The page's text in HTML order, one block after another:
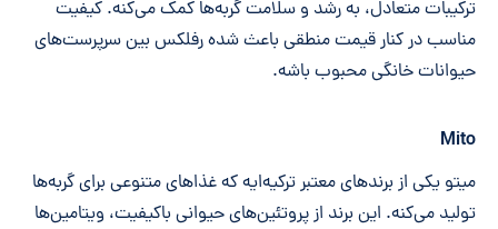
ترکیبات متعادل، به رشد و سلامت گربه‌ها کمک می‌کنه. کیفیت
مناسب در کنار قیمت منطقی باعث شده رفلکس بین سرپرست‌های
حیوانات خانگی محبوب باشه.
Mito
میتو یکی از برندهای معتبر ترکیه‌ایه که غذاهای متنوعی برای گربه‌ها
تولید می‌کنه. این برند از پروتئین‌های حیوانی باکیفیت، ویتامین‌ها